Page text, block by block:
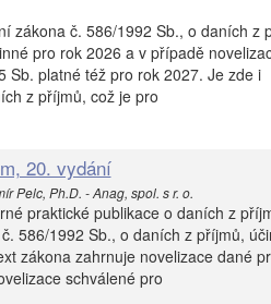
zákona č. 586/1992 Sb., o daních z
pro rok 2026 a v případě
Sb. platné též pro rok 2027. Je zde i
z příjmů, což je pro
20. vydání
Pelc, Ph.D. - Anag, spol. s r. o.
praktické publikace o daních z
586/1992 Sb., o daních z příjmů,
zákona zahrnuje novelizace dané
schválené pro